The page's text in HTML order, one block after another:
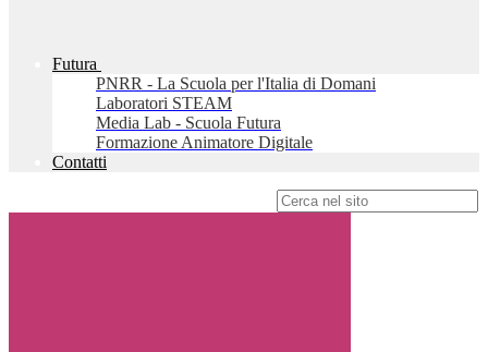
Futura
PNRR - La Scuola per l'Italia di Domani
Laboratori STEAM
Media Lab - Scuola Futura
Formazione Animatore Digitale
Contatti